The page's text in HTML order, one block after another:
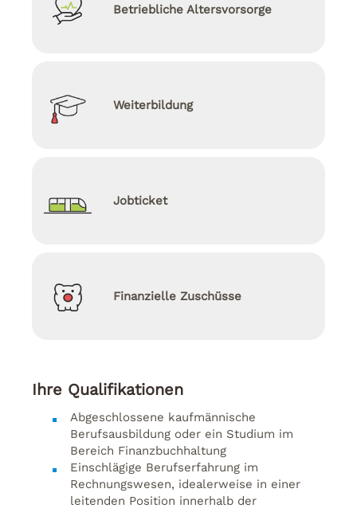
Betriebliche Altersvorsorge
Weiterbildung
Jobticket
Finanzielle Zuschüsse
Ihre Qualifikationen
Abgeschlossene kaufmännische
Berufsausbildung oder ein Studium im
Bereich Finanzbuchhaltung
Einschlägige Berufserfahrung im
Rechnungswesen, idealerweise in einer
leitenden Position innerhalb der